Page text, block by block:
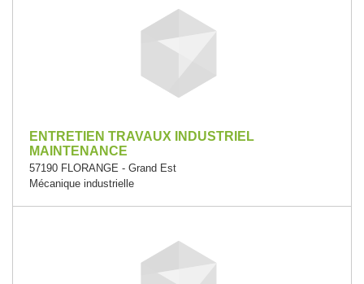
ENTRETIEN TRAVAUX INDUSTRIEL
MAINTENANCE
57190 FLORANGE - Grand Est
Mécanique industrielle